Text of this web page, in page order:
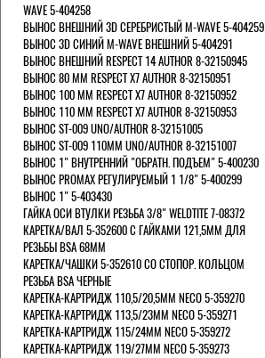
WAVE 5-404258
ВЫНОС ВНЕШНИЙ 3D СЕРЕБРИСТЫЙ M-WAVE 5-404259
ВЫНОС 3D СИНИЙ M-WAVE ВНЕШНИЙ 5-404291
ВЫНОС ВНЕШНИЙ RESPECT 14 AUTHOR 8-32150945
ВЫНОС 80 ММ RESPECT Х7 AUTHOR 8-32150951
ВЫНОС 100 ММ RESPECT Х7 AUTHOR 8-32150952
ВЫНОС 110 ММ RESPECT Х7 AUTHOR 8-32150953
ВЫНОС ST-009 UNO/AUTHOR 8-32151005
ВЫНОС ST-009 110ММ UNO/AUTHOR 8-32151007
ВЫНОС 1" ВНУТРЕННИЙ "ОБРАТН. ПОДЪЕМ" 5-400230
ВЫНОС PROMAX РЕГУЛИРУЕМЫЙ 1 1/8" 5-400299
ВЫНОС 1" 5-403430
ГАЙКА ОСИ ВТУЛКИ РЕЗЬБА 3/8" WELDTITE 7-08372
КАРЕТКА/ВАЛ 5-352600 С ГАЙКАМИ 121,5ММ ДЛЯ
РЕЗЬБЫ BSA 68ММ
КАРЕТКА/ЧАШКИ 5-352610 СО СТОПОР. КОЛЬЦОМ
РЕЗЬБА BSA ЧЕРНЫЕ
КАРЕТКА-КАРТРИДЖ 110,5/20,5ММ NECO 5-359270
КАРЕТКА-КАРТРИДЖ 113,5/23ММ NECO 5-359271
КАРЕТКА-КАРТРИДЖ 115/24ММ NECO 5-359272
КАРЕТКА-КАРТРИДЖ 119/27ММ NECO 5-359273